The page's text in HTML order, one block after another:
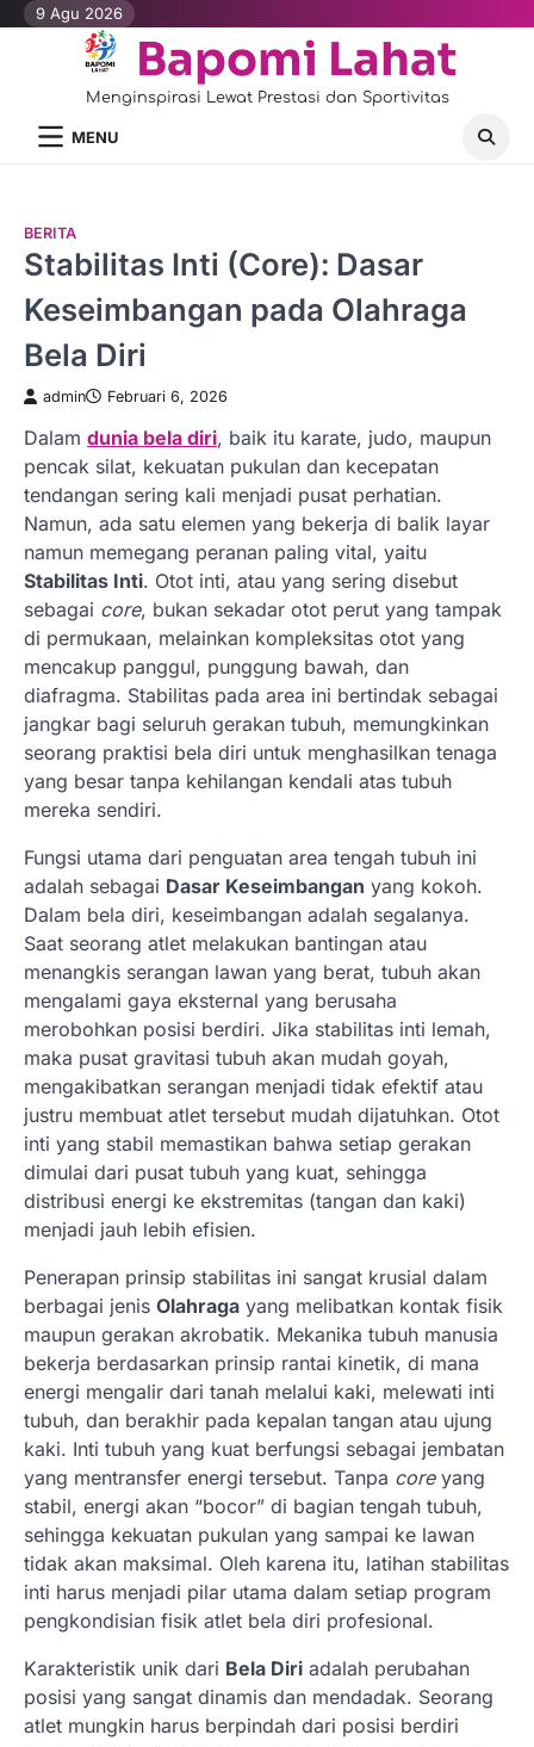
Skip9 Agu 2026
Bapomi Lahat
Menginspirasi Lewat Prestasi dan Sportivitas
MENU
BERITA
Stabilitas Inti (Core): Dasar
Keseimbangan pada Olahraga
Bela Diri
admin Februari 6, 2026
Dalam dunia bela diri, baik itu karate, judo, maupun
pencak silat, kekuatan pukulan dan kecepatan
tendangan sering kali menjadi pusat perhatian.
Namun, ada satu elemen yang bekerja di balik layar
namun memegang peranan paling vital, yaitu
Stabilitas Inti. Otot inti, atau yang sering disebut
sebagai core, bukan sekadar otot perut yang tampak
di permukaan, melainkan kompleksitas otot yang
mencakup panggul, punggung bawah, dan
diafragma. Stabilitas pada area ini bertindak sebagai
jangkar bagi seluruh gerakan tubuh, memungkinkan
seorang praktisi bela diri untuk menghasilkan tenaga
yang besar tanpa kehilangan kendali atas tubuh
mereka sendiri.
Fungsi utama dari penguatan area tengah tubuh ini
adalah sebagai Dasar Keseimbangan yang kokoh.
Dalam bela diri, keseimbangan adalah segalanya.
Saat seorang atlet melakukan bantingan atau
menangkis serangan lawan yang berat, tubuh akan
mengalami gaya eksternal yang berusaha
merobohkan posisi berdiri. Jika stabilitas inti lemah,
maka pusat gravitasi tubuh akan mudah goyah,
mengakibatkan serangan menjadi tidak efektif atau
justru membuat atlet tersebut mudah dijatuhkan. Otot
inti yang stabil memastikan bahwa setiap gerakan
dimulai dari pusat tubuh yang kuat, sehingga
distribusi energi ke ekstremitas (tangan dan kaki)
menjadi jauh lebih efisien.
Penerapan prinsip stabilitas ini sangat krusial dalam
berbagai jenis Olahraga yang melibatkan kontak fisik
maupun gerakan akrobatik. Mekanika tubuh manusia
bekerja berdasarkan prinsip rantai kinetik, di mana
energi mengalir dari tanah melalui kaki, melewati inti
tubuh, dan berakhir pada kepalan tangan atau ujung
kaki. Inti tubuh yang kuat berfungsi sebagai jembatan
yang mentransfer energi tersebut. Tanpa coreyang
stabil, energi akan “bocor” di bagian tengah tubuh,
sehingga kekuatan pukulan yang sampai ke lawan
tidak akan maksimal. Oleh karena itu, latihan stabilitas
inti harus menjadi pilar utama dalam setiap program
pengkondisian fisik atlet bela diri profesional.
Karakteristik unik dari Bela Diri adalah perubahan
posisi yang sangat dinamis dan mendadak. Seorang
atlet mungkin harus berpindah dari posisi berdiri